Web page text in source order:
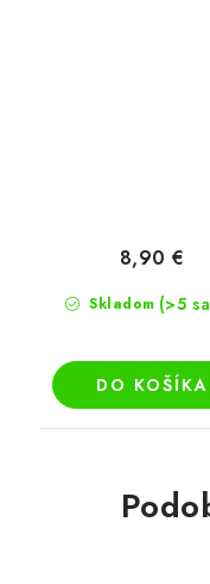
Skladom (>5
8,90 €
DO KOŠÍKA